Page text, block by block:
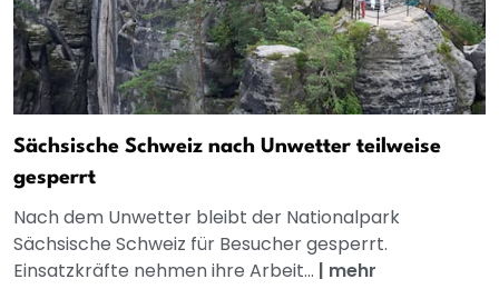
Sächsische Schweiz nach Unwetter teilweise
gesperrt
Nach dem Unwetter bleibt der Nationalpark
Sächsische Schweiz für Besucher gesperrt.
Einsatzkräfte nehmen ihre Arbeit... | mehr